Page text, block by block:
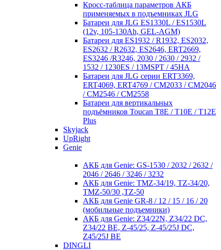
Кросc-таблица параметров АКБ
применяемых в подъемниках JLG
Батареи для JLG ES1330L / ES1530L
(12v, 105-130Ah, GEL-AGM)
Батареи для ES1932 / R1932, ES2032,
ES2632 / R2632, ES2646, ERT2669,
ES3246 /R3246, 2030 / 2630 / 2932 /
1532 / 1230ES / 13MSPT / 45HA
Батареи для JLG серии ERT3369,
ERT4069, ERT4769 / CM2033 / CM2046
/ CM2546 / CM2558
Батареи для вертикальных
подъёмников Toucan T8E / T10E / T12E
Plus
Skyjack
UpRight
Genie
АКБ для Genie: GS-1530 / 2032 / 2632 /
2046 / 2646 / 3246 / 3232
АКБ для Genie: TMZ-34/19, TZ-34/20,
TMZ-50/30 ,TZ-50
АКБ для Genie GR-8 / 12 / 15 / 16 / 20
(мобильные подъемники)
АКБ для Genie: Z34/22N, Z34/22 DC,
Z34/22 BE, Z-45/25, Z-45/25J DC,
Z45/25J BE
DINGLI